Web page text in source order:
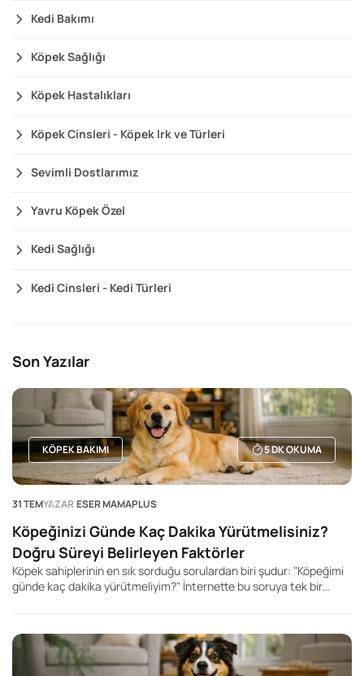
Kedi Bakımı
Köpek Sağlığı
Köpek Hastalıkları
Köpek Cinsleri - Köpek Irk ve Türleri
Sevimli Dostlarımız
Yavru Köpek Özel
Kedi Sağlığı
Kedi Cinsleri - Kedi Türleri
Son Yazılar
KÖPEK BAKIMI 5DK OKUMA
31 TEMYAZAR ESER MAMAPLUS
Köpeğinizi Günde Kaç Dakika Yürütmelisiniz?
Doğru Süreyi Belirleyen Faktörler
Köpek sahiplerinin en sık sorduğu sorulardan biri şudur: "Köpeğimi
günde kaç dakika yürütmeliyim?" İnternette bu soruya tek bir
köpek için geçerli tek bir yürüyüş süresi yoktur.